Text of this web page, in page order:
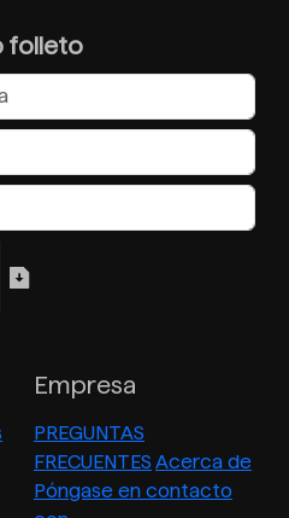
folleto
Empresa
PREGUNTAS
FRECUENTES Acerca de
Póngase en contacto